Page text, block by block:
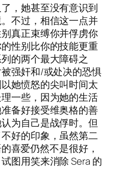
，她甚至没有意识到
不过，相信这一点并
真正束缚你并俘虏你
性别比你的技能更重
的两个最大障碍之
强奸和/或处决的恐惧
她愤怒的尖叫时间太
一些，因为她的生活
备好接受维奥格的善
为自己是战俘时。但
好的印象，虽然第二
喜爱仍然不是很好，
图用笑来消除 Sera 的